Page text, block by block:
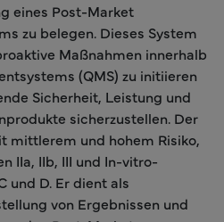
eines Post-Market
zu belegen. Dieses System
Maßnahmen innerhalb
(QMS) zu initiieren
Sicherheit, Leistung und
sicherzustellen. Der
mittlerem und hohem Risiko,
IIa, IIb, III und In-vitro-
und D. Er dient als
von Ergebnissen und